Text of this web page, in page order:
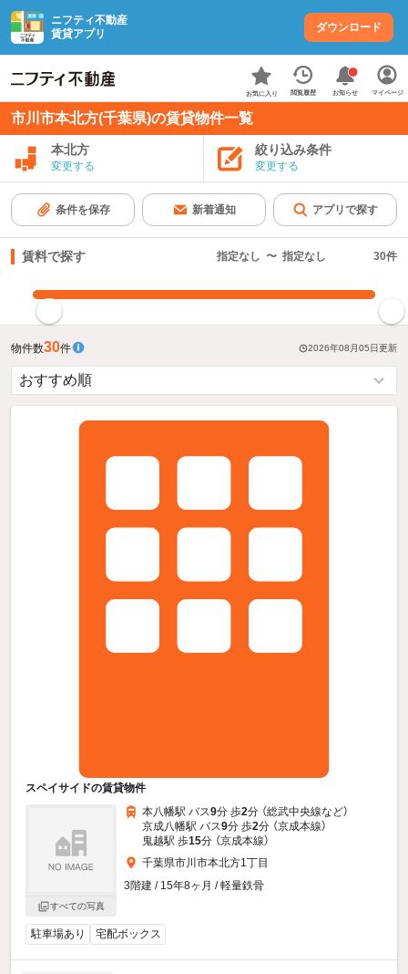
ニフティ不動産
賃貸アプリ
ダウンロード
お気に入り 閲覧履歴 お知らせ マイページ
市川市本北方(千葉県)の賃貸物件一覧
本北方
変更する
絞り込み条件
変更する
条件を保存 新着通知 アプリで探す
賃料で探す 指定なし 〜 指定なし 30件
物件数30件 2026年08月05日更新
スペイサイドの賃貸物件
すべての写真
本八幡駅 バス9分 歩2分 （総武中央線など）
京成八幡駅 バス9分 歩2分 （京成本線）
鬼越駅 歩15分 （京成本線）
千葉県市川市本北方1丁目
3階建 / 15年8ヶ月 / 軽量鉄骨
駐車場あり 宅配ボックス